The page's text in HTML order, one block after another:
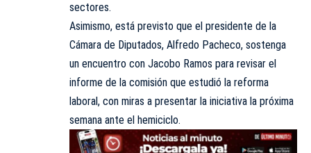
sectores.
Asimismo, está previsto que el presidente de la
Cámara de Diputados, Alfredo Pacheco, sostenga
un encuentro con Jacobo Ramos para revisar el
informe de la comisión que estudió la reforma
laboral, con miras a presentar la iniciativa la próxima
semana ante el hemiciclo.